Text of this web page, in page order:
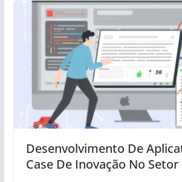
Desenvolvimento De
Case De Inovação No